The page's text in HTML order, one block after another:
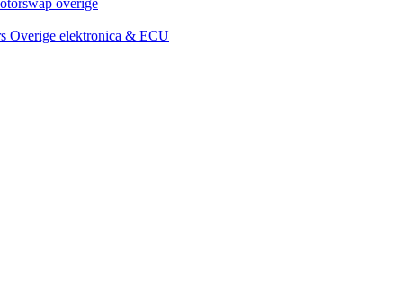
overige
Overige elektronica & ECU